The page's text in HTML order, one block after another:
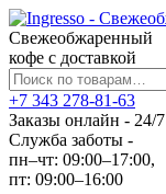
Свежеобжаренный
кофе с доставкой
Искать:
+7 343 278-81-63
Заказы онлайн - 24/7
Служба заботы -
пн–чт: 09:00–17:00,
пт: 09:00–16:00